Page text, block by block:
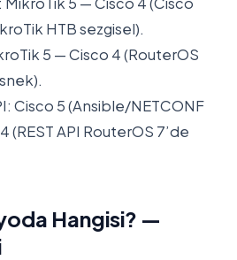
HTB sezgisel).
5 — Cisco 4 (RouterOS
Cisco 5 (Ansible/NETCONF
(REST API RouterOS 7’de
Hangisi? —